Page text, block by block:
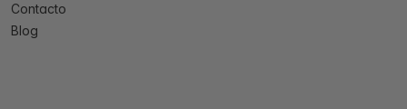
Contacto
Blog